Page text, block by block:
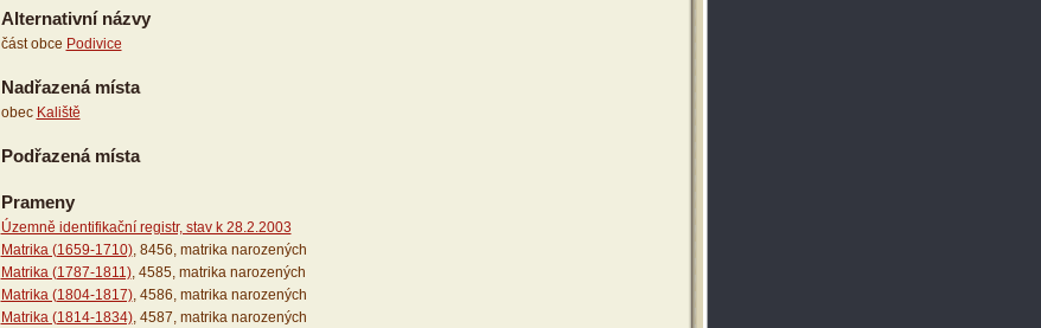
Alternativní názvy
část obce Podivice
Nadřazená místa
obec Kaliště
Podřazená místa
Prameny
Územně identifikační registr, stav k 28.2.2003
Matrika (1659-1710), 8456, matrika narozených
Matrika (1787-1811), 4585, matrika narozených
Matrika (1804-1817), 4586, matrika narozených
Matrika (1814-1834), 4587, matrika narozených